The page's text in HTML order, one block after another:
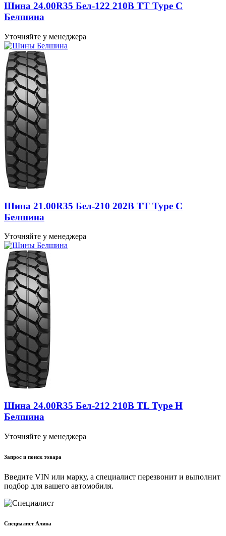
Шина 24.00R35 Бел-122 210B TT Type C
Белшина
Уточняйте у менеджера
Шина 21.00R35 Бел-210 202B TT Type C
Белшина
Уточняйте у менеджера
Шина 24.00R35 Бел-212 210B TL Type H
Белшина
Уточняйте у менеджера
Запрос и поиск товара
Введите VIN или марку, а специалист перезвонит и выполнит
подбор для вашего автомобиля.
Cпециалист Алина